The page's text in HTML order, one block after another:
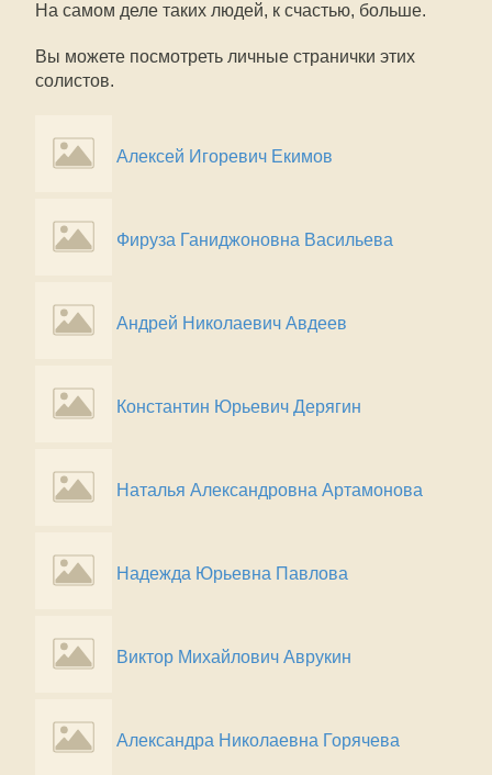
На самом деле таких людей, к счастью, больше.
Вы можете посмотреть личные странички этих
солистов.
Алексей Игоревич Екимов
Фируза Ганиджоновна Васильева
Андрей Николаевич Авдеев
Константин Юрьевич Дерягин
Наталья Александровна Артамонова
Надежда Юрьевна Павлова
Виктор Михайлович Аврукин
Александра Николаевна Горячева